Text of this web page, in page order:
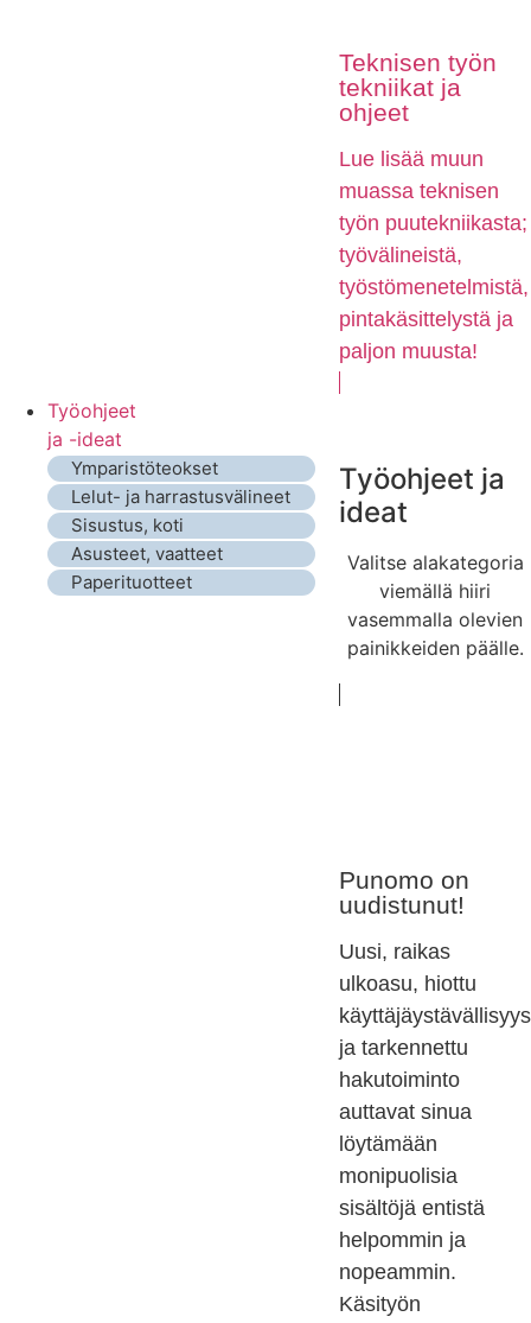
Teknisen työn
tekniikat ja
ohjeet
Lue lisää muun
muassa teknisen
työn puutekniikasta;
työvälineistä,
työstömenetelmistä,
pintakäsittelystä ja
paljon muusta!
Työohjeet
ja -ideat
Ymparistöteokset
Lelut- ja harrastusvälineet
Sisustus, koti
Asusteet, vaatteet
Paperituotteet
Työohjeet ja
ideat
Valitse alakategoria
viemällä hiiri
vasemmalla olevien
painikkeiden päälle.
Punomo on
uudistunut!
Uusi, raikas
ulkoasu, hiottu
käyttäjäystävällisyys
ja tarkennettu
hakutoiminto
auttavat sinua
löytämään
monipuolisia
sisältöjä entistä
helpommin ja
nopeammin.
Käsityön